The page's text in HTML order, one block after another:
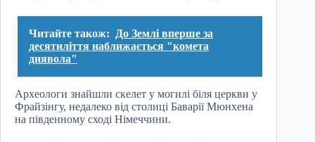
Читайте також:
До Землі вперше за
десятиліття наближається "комета
диявола"
Археологи знайшли скелет у могилі біля церкви у
Фрайзінгу, недалеко від столиці Баварії Мюнхена
на південному сході Німеччини.